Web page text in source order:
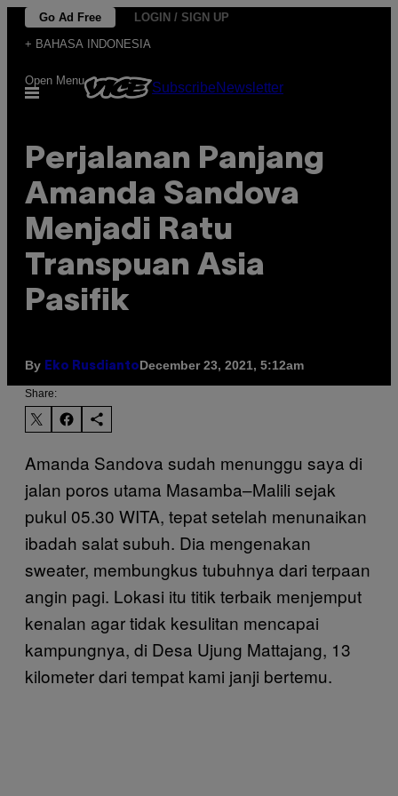
Skip
content
Go Ad Free
LOGIN / SIGN UP
+ BAHASA INDONESIA
Open Menu SubscribeNewsletter
Perjalanan Panjang
Amanda Sandova
Menjadi Ratu
Transpuan Asia
Pasifik
By Eko RusdiantoDecember 23, 2021, 5:12am
Share:
Amanda Sandova sudah menunggu saya di
jalan poros utama Masamba–Malili sejak
pukul 05.30 WITA, tepat setelah menunaikan
ibadah salat subuh. Dia mengenakan
sweater, membungkus tubuhnya dari terpaan
angin pagi. Lokasi itu titik terbaik menjemput
kenalan agar tidak kesulitan mencapai
kampungnya, di Desa Ujung Mattajang, 13
kilometer dari tempat kami janji bertemu.